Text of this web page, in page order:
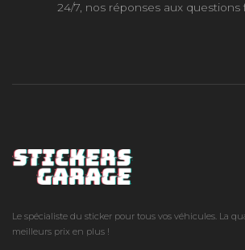
24/7, nos réponses aux
Le spécialiste du sticker pour tous vos véhicules. La
meilleurs prix en plus !